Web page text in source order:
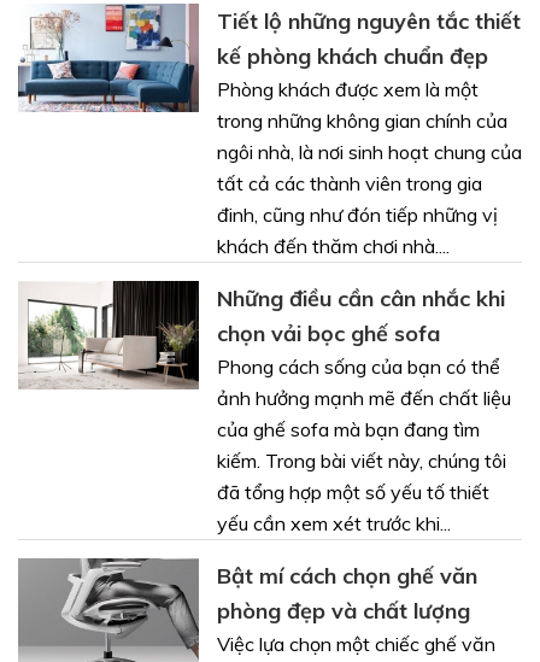
Tiết lộ những nguyên tắc thiết
kế phòng khách chuẩn đẹp
Phòng khách được xem là một
trong những không gian chính của
ngôi nhà, là nơi sinh hoạt chung của
tất cả các thành viên trong gia
đinh, cũng như đón tiếp những vị
khách đến thăm chơi nhà....
Những điều cần cân nhắc khi
chọn vải bọc ghế sofa
Phong cách sống của bạn có thể
ảnh hưởng mạnh mẽ đến chất liệu
của ghế sofa mà bạn đang tìm
kiếm. Trong bài viết này, chúng tôi
đã tổng hợp một số yếu tố thiết
yếu cần xem xét trước khi...
Bật mí cách chọn ghế văn
phòng đẹp và chất lượng
Việc lựa chọn một chiếc ghế văn